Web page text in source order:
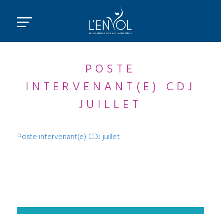
POSTE
INTERVENANT(E) CDJ
JUILLET
Poste intervenant(e) CDJ juillet